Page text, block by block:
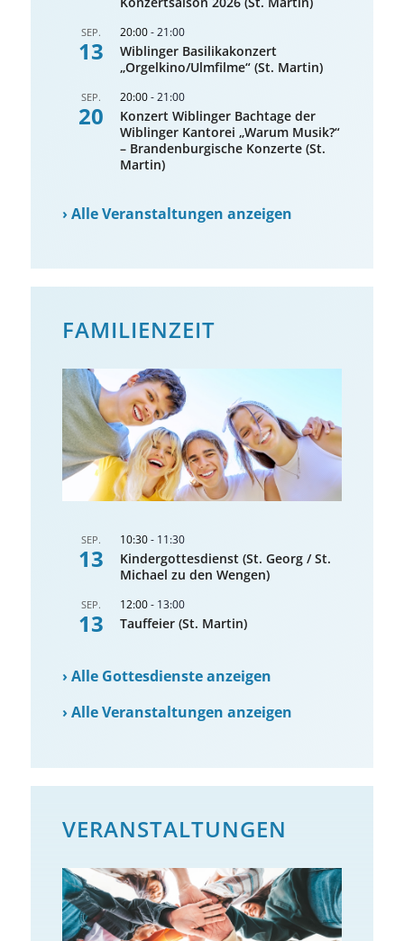
SEP.
13
20:00-21:00
Wiblinger Basilikakonzert
„Orgelkino/Ulmfilme“ (St. Martin)
SEP.
20
20:00-21:00
Konzert Wiblinger Bachtage der
Wiblinger Kantorei „Warum Musik?“
– Brandenburgische Konzerte (St.
Martin)
›Alle Veranstaltungen anzeigen
FAMILIENZEIT
SEP.
13
10:30- 11:30
Kindergottesdienst (St. Georg / St.
Michael zu den Wengen)
SEP.
13
12:00- 13:00
Tauffeier (St. Martin)
›Alle Gottesdienste anzeigen
›Alle Veranstaltungen anzeigen
VERANSTALTUNGEN